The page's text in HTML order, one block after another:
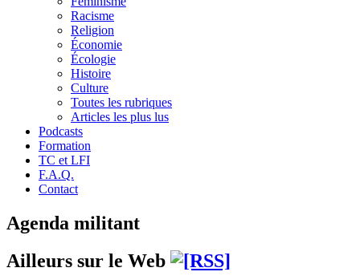
Racisme
Religion
Économie
Écologie
Histoire
Culture
Toutes les rubriques
Articles les plus lus
Podcasts
Formation
TC et LFI
F.A.Q.
Contact
Agenda militant
Ailleurs sur le Web